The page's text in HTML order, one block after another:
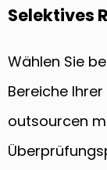
Selektives
Wählen Sie
Bereiche
outsourcen